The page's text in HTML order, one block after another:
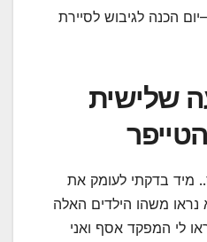
הכנה לגיבוש לסיירת
שלישית
מיד בדקתי לעומק את
משהו הילדים האלה
לי המפקד אסף ואני